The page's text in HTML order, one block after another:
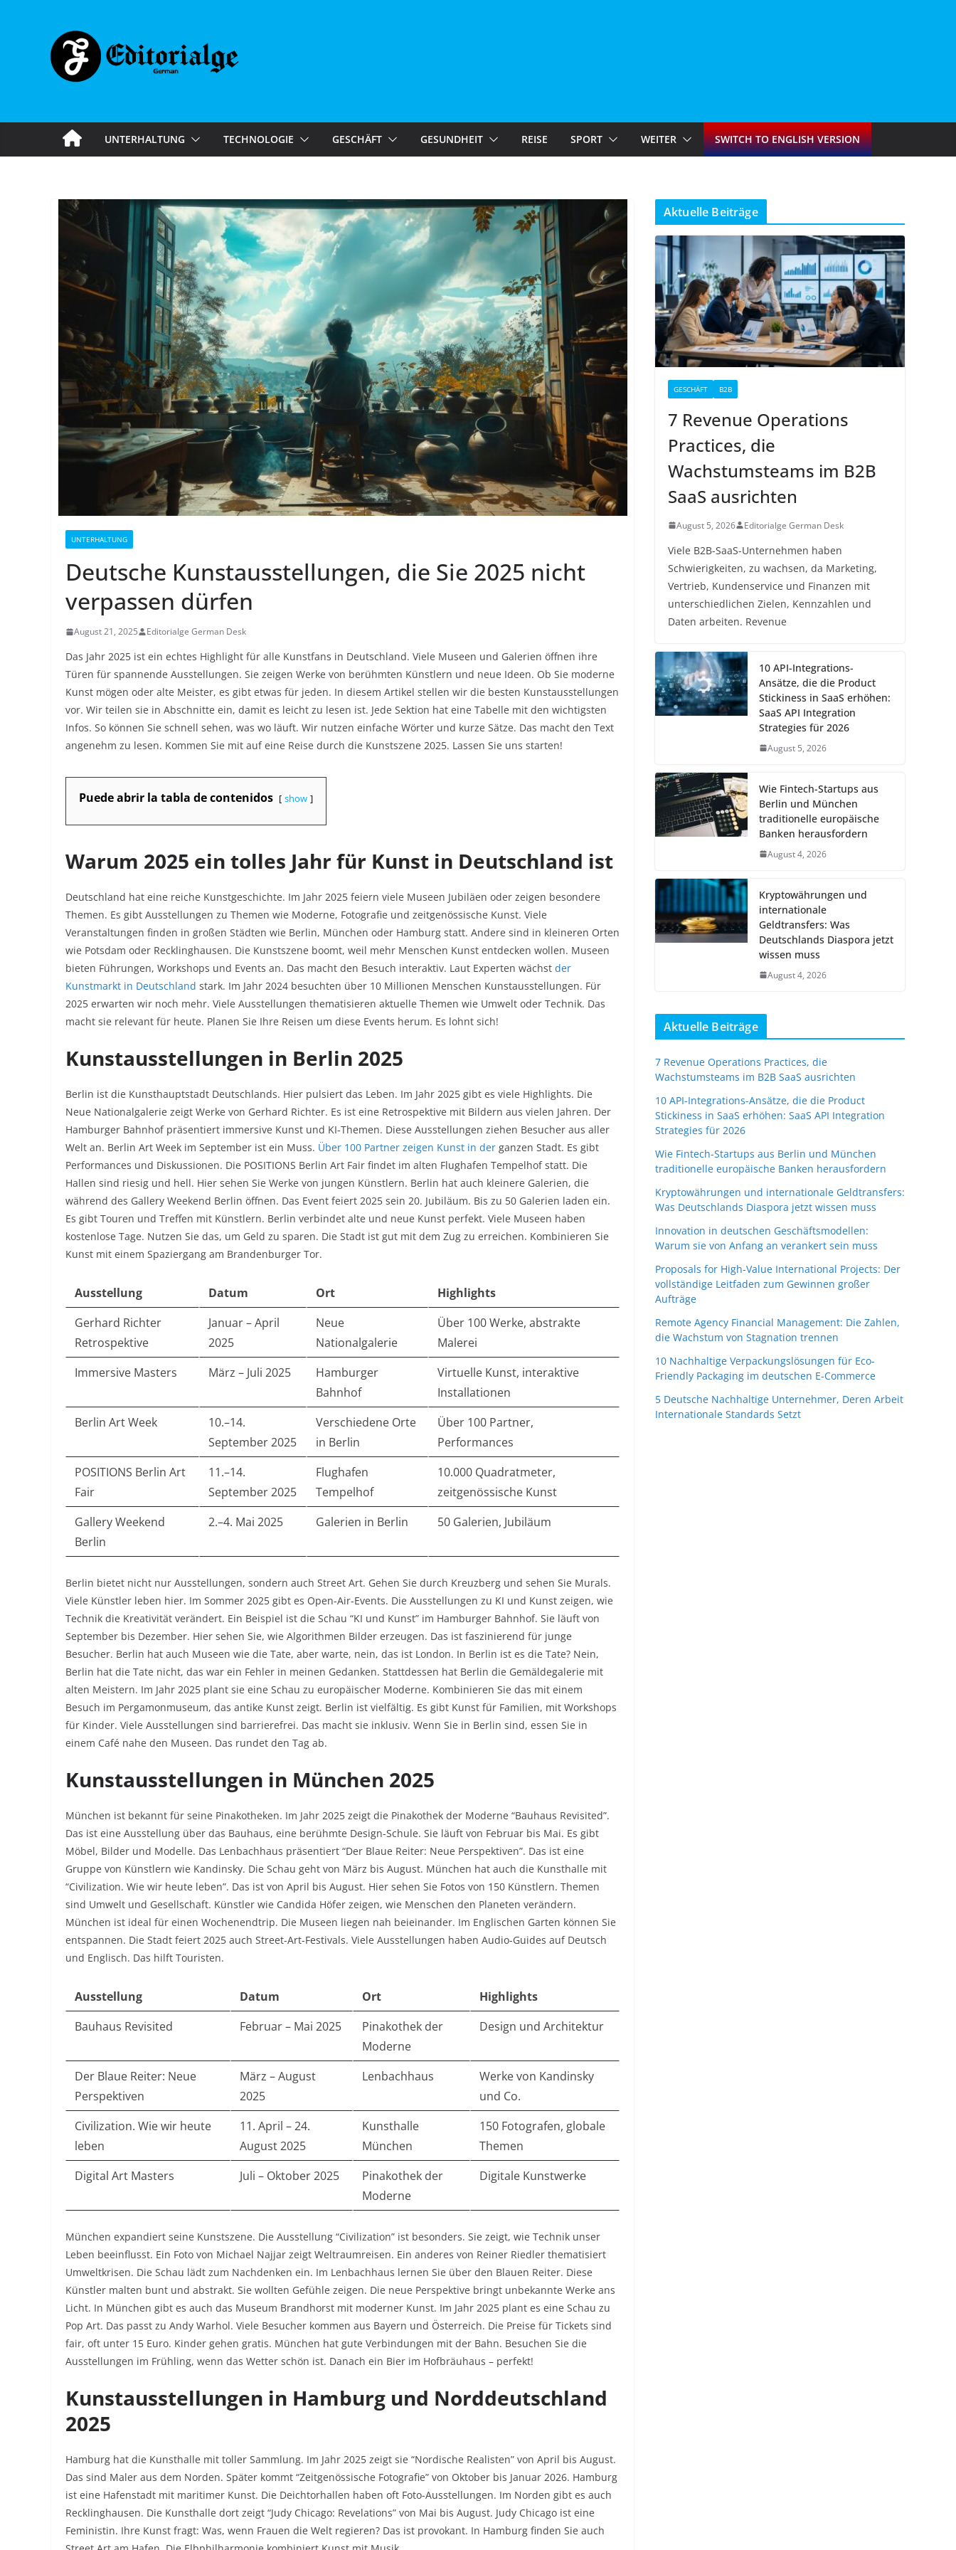
UNTERHALTUNG TECHNOLOGIE GESCHÄFT GESUNDHEIT REISE SPORT WEITER SWITCH TO ENGLISH VERSION
UNTERHALTUNG
Deutsche Kunstausstellungen, die Sie 2025 nicht
verpassen dürfen
August 21, 2025 Editorialge German Desk
Das Jahr 2025 ist ein echtes Highlight für alle Kunstfans in Deutschland. Viele Museen und Galerien öffnen ihre
Türen für spannende Ausstellungen. Sie zeigen Werke von berühmten Künstlern und neue Ideen. Ob Sie moderne
Kunst mögen oder alte Meister, es gibt etwas für jeden. In diesem Artikel stellen wir die besten Kunstausstellungen
vor. Wir teilen sie in Abschnitte ein, damit es leicht zu lesen ist. Jede Sektion hat eine Tabelle mit den wichtigsten
Infos. So können Sie schnell sehen, was wo läuft. Wir nutzen einfache Wörter und kurze Sätze. Das macht den Text
angenehm zu lesen. Kommen Sie mit auf eine Reise durch die Kunstszene 2025. Lassen Sie uns starten!
Puede abrir la tabla de contenidos show
Warum 2025 ein tolles Jahr für Kunst in Deutschland ist
Deutschland hat eine reiche Kunstgeschichte. Im Jahr 2025 feiern viele Museen Jubiläen oder zeigen besondere
Themen. Es gibt Ausstellungen zu Themen wie Moderne, Fotografie und zeitgenössische Kunst. Viele
Veranstaltungen finden in großen Städten wie Berlin, München oder Hamburg statt. Andere sind in kleineren Orten
wie Potsdam oder Recklinghausen. Die Kunstszene boomt, weil mehr Menschen Kunst entdecken wollen. Museen
bieten Führungen, Workshops und Events an. Das macht den Besuch interaktiv. Laut Experten wächst der
Kunstmarkt in Deutschland stark. Im Jahr 2024 besuchten über 10 Millionen Menschen Kunstausstellungen. Für
2025 erwarten wir noch mehr. Viele Ausstellungen thematisieren aktuelle Themen wie Umwelt oder Technik. Das
macht sie relevant für heute. Planen Sie Ihre Reisen um diese Events herum. Es lohnt sich!
Kunstausstellungen in Berlin 2025
Berlin ist die Kunsthauptstadt Deutschlands. Hier pulsiert das Leben. Im Jahr 2025 gibt es viele Highlights. Die
Neue Nationalgalerie zeigt Werke von Gerhard Richter. Es ist eine Retrospektive mit Bildern aus vielen Jahren. Der
Hamburger Bahnhof präsentiert immersive Kunst und KI-Themen. Diese Ausstellungen ziehen Besucher aus aller
Welt an. Berlin Art Week im September ist ein Muss. Über 100 Partner zeigen Kunst in der ganzen Stadt. Es gibt
Performances und Diskussionen. Die POSITIONS Berlin Art Fair findet im alten Flughafen Tempelhof statt. Die
Hallen sind riesig und hell. Hier sehen Sie Werke von jungen Künstlern. Berlin hat auch kleinere Galerien, die
während des Gallery Weekend Berlin öffnen. Das Event feiert 2025 sein 20. Jubiläum. Bis zu 50 Galerien laden ein.
Es gibt Touren und Treffen mit Künstlern. Berlin verbindet alte und neue Kunst perfekt. Viele Museen haben
kostenlose Tage. Nutzen Sie das, um Geld zu sparen. Die Stadt ist gut mit dem Zug zu erreichen. Kombinieren Sie
Kunst mit einem Spaziergang am Brandenburger Tor.
Ausstellung Datum Ort
Highlights
Gerhard Richter
Retrospektive
Januar – April
2025
Neue
Nationalgalerie
Über 100 Werke, abstrakte
Malerei
Immersive Masters
März – Juli 2025
Hamburger
Bahnhof
Virtuelle Kunst, interaktive
Installationen
Berlin Art Week
10.–14.
September 2025
Verschiedene Orte
in Berlin
Über 100 Partner,
Performances
POSITIONS Berlin Art
Fair
11.–14.
September 2025
Flughafen
Tempelhof
10.000 Quadratmeter,
zeitgenössische Kunst
Gallery Weekend
Berlin
2.–4. Mai 2025 Galerien in Berlin 50 Galerien, Jubiläum
Berlin bietet nicht nur Ausstellungen, sondern auch Street Art. Gehen Sie durch Kreuzberg und sehen Sie Murals.
Viele Künstler leben hier. Im Sommer 2025 gibt es Open-Air-Events. Die Ausstellungen zu KI und Kunst zeigen, wie
Technik die Kreativität verändert. Ein Beispiel ist die Schau “KI und Kunst” im Hamburger Bahnhof. Sie läuft von
September bis Dezember. Hier sehen Sie, wie Algorithmen Bilder erzeugen. Das ist faszinierend für junge
Besucher. Berlin hat auch Museen wie die Tate, aber warte, nein, das ist London. In Berlin ist es die Tate? Nein,
Berlin hat die Tate nicht, das war ein Fehler in meinen Gedanken. Stattdessen hat Berlin die Gemäldegalerie mit
alten Meistern. Im Jahr 2025 plant sie eine Schau zu europäischer Moderne. Kombinieren Sie das mit einem
Besuch im Pergamonmuseum, das antike Kunst zeigt. Berlin ist vielfältig. Es gibt Kunst für Familien, mit Workshops
für Kinder. Viele Ausstellungen sind barrierefrei. Das macht sie inklusiv. Wenn Sie in Berlin sind, essen Sie in
einem Café nahe den Museen. Das rundet den Tag ab.
Kunstausstellungen in München 2025
München ist bekannt für seine Pinakotheken. Im Jahr 2025 zeigt die Pinakothek der Moderne “Bauhaus Revisited”.
Das ist eine Ausstellung über das Bauhaus, eine berühmte Design-Schule. Sie läuft von Februar bis Mai. Es gibt
Möbel, Bilder und Modelle. Das Lenbachhaus präsentiert “Der Blaue Reiter: Neue Perspektiven”. Das ist eine
Gruppe von Künstlern wie Kandinsky. Die Schau geht von März bis August. München hat auch die Kunsthalle mit
“Civilization. Wie wir heute leben”. Das ist von April bis August. Hier sehen Sie Fotos von 150 Künstlern. Themen
sind Umwelt und Gesellschaft. Künstler wie Candida Höfer zeigen, wie Menschen den Planeten verändern.
München ist ideal für einen Wochenendtrip. Die Museen liegen nah beieinander. Im Englischen Garten können Sie
entspannen. Die Stadt feiert 2025 auch Street-Art-Festivals. Viele Ausstellungen haben Audio-Guides auf Deutsch
und Englisch. Das hilft Touristen.
Ausstellung Datum Ort
Highlights
Bauhaus Revisited
Februar – Mai 2025
Pinakothek der
Moderne
Design und Architektur
Der Blaue Reiter: Neue
Perspektiven
März – August
2025
Lenbachhaus
Werke von Kandinsky
und Co.
Civilization. Wie wir heute
leben
11. April – 24.
August 2025
Kunsthalle
München
150 Fotografen, globale
Themen
Digital Art Masters
Juli – Oktober 2025
Pinakothek der
Moderne
Digitale Kunstwerke
München expandiert seine Kunstszene. Die Ausstellung “Civilization” ist besonders. Sie zeigt, wie Technik unser
Leben beeinflusst. Ein Foto von Michael Najjar zeigt Weltraumreisen. Ein anderes von Reiner Riedler thematisiert
Umweltkrisen. Die Schau lädt zum Nachdenken ein. Im Lenbachhaus lernen Sie über den Blauen Reiter. Diese
Künstler malten bunt und abstrakt. Sie wollten Gefühle zeigen. Die neue Perspektive bringt unbekannte Werke ans
Licht. In München gibt es auch das Museum Brandhorst mit moderner Kunst. Im Jahr 2025 plant es eine Schau zu
Pop Art. Das passt zu Andy Warhol. Viele Besucher kommen aus Bayern und Österreich. Die Preise für Tickets sind
fair, oft unter 15 Euro. Kinder gehen gratis. München hat gute Verbindungen mit der Bahn. Besuchen Sie die
Ausstellungen im Frühling, wenn das Wetter schön ist. Danach ein Bier im Hofbräuhaus – perfekt!
Kunstausstellungen in Hamburg und Norddeutschland
2025
Hamburg hat die Kunsthalle mit toller Sammlung. Im Jahr 2025 zeigt sie “Nordische Realisten” von April bis August.
Das sind Maler aus dem Norden. Später kommt “Zeitgenössische Fotografie” von Oktober bis Januar 2026. Hamburg
ist eine Hafenstadt mit maritimer Kunst. Die Deichtorhallen haben oft Foto-Ausstellungen. Im Norden gibt es auch
Recklinghausen. Die Kunsthalle dort zeigt “Judy Chicago: Revelations” von Mai bis August. Judy Chicago ist eine
Feministin. Ihre Kunst fragt: Was, wenn Frauen die Welt regieren? Das ist provokant. In Hamburg finden Sie auch
Aktuelle Beiträge
GESCHÄFT B2B
7 Revenue Operations
Practices, die
Wachstumsteams im B2B
SaaS ausrichten
August 5, 2026 Editorialge German Desk
Viele B2B-SaaS-Unternehmen haben
Schwierigkeiten, zu wachsen, da Marketing,
Vertrieb, Kundenservice und Finanzen mit
unterschiedlichen Zielen, Kennzahlen und
Daten arbeiten. Revenue
10 API-Integrations-
Ansätze, die die Product
Stickiness in SaaS erhöhen:
SaaS API Integration
Strategies für 2026
August 5, 2026
Wie Fintech-Startups aus
Berlin und München
traditionelle europäische
Banken herausfordern
August 4, 2026
Kryptowährungen und
internationale
Geldtransfers: Was
Deutschlands Diaspora jetzt
wissen muss
August 4, 2026
Aktuelle Beiträge
7 Revenue Operations Practices, die
Wachstumsteams im B2B SaaS ausrichten
10 API-Integrations-Ansätze, die die Product
Stickiness in SaaS erhöhen: SaaS API Integration
Strategies für 2026
Wie Fintech-Startups aus Berlin und München
traditionelle europäische Banken herausfordern
Kryptowährungen und internationale Geldtransfers:
Was Deutschlands Diaspora jetzt wissen muss
Innovation in deutschen Geschäftsmodellen:
Warum sie von Anfang an verankert sein muss
Proposals for High-Value International Projects: Der
vollständige Leitfaden zum Gewinnen großer
Aufträge
Remote Agency Financial Management: Die Zahlen,
die Wachstum von Stagnation trennen
10 Nachhaltige Verpackungslösungen für Eco-
Friendly Packaging im deutschen E-Commerce
5 Deutsche Nachhaltige Unternehmer, Deren Arbeit
Internationale Standards Setzt